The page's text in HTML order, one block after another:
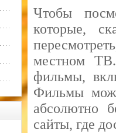
Чтобы
которые,
местном
фильмы,
Фильмы
абсолютно
сайты, где